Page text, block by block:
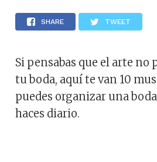
SHARE TWEET
Si pensabas que el arte
tu boda, aquí te van 10
puedes organizar una
haces diario.